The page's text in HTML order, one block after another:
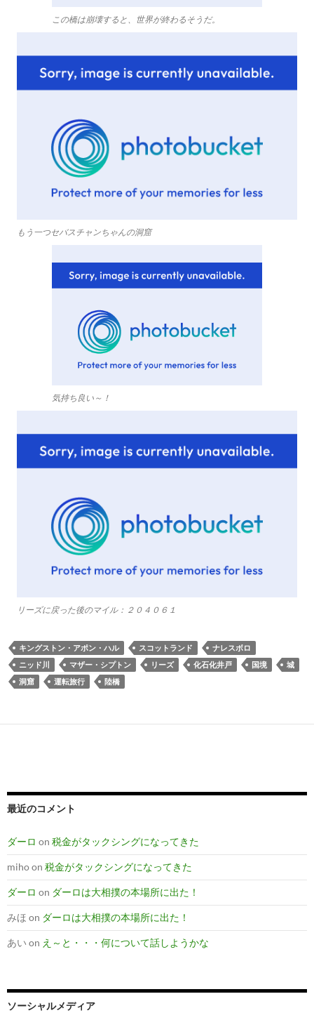
この橋は崩壊すると、世界が終わるそうだ。
もう一つセバスチャンちゃんの洞窟
気持ち良い～！
リーズに戻った後のマイル：２０４０６１
キングストン・アポン・ハル スコットランド
ナレスボロ
ニッド川
マザー・シプトン リーズ 化石化井戸 国境
城
洞窟
運転旅行 陸橋
最近のコメント
ダーロ on 税金がタックシングになってきた
mihoon 税金がタックシングになってきた
ダーロ on ダーロは大相撲の本場所に出た！
みほ on ダーロは大相撲の本場所に出た！
あい on え～と・・・何について話しようかな
ソーシャルメディア